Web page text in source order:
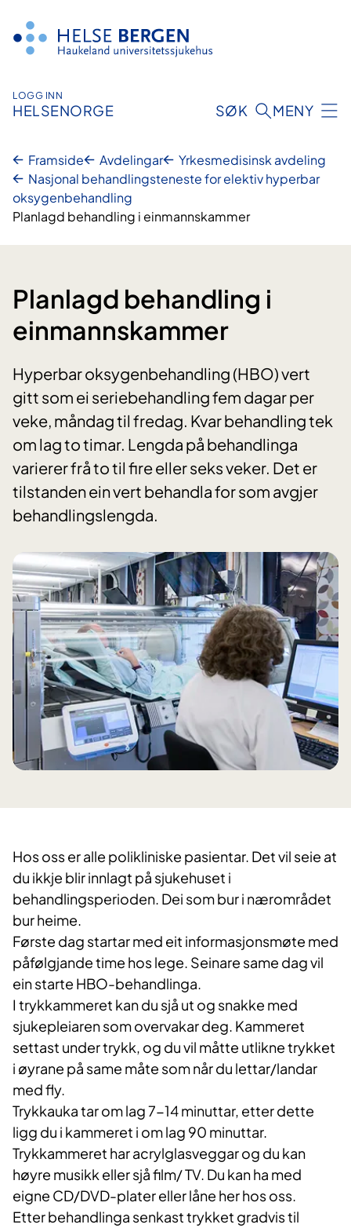
innhald
LOGG INN
HELSENORGE SØK MENY
Framside Avdelingar
Yrkesmedisinsk avdeling
Nasjonal behandlingsteneste for elektiv hyperbar
oksygenbehandling
Planlagd behandling i einmannskammer
Planlagd behandling i
einmannskammer
Hyperbar oksygenbehandling (HBO) vert
gitt som ei seriebehandling fem dagar per
veke, måndag til fredag. Kvar behandling tek
om lag to timar. Lengda på behandlinga
varierer frå to til fire eller seks veker. Det er
tilstanden ein vert behandla for som avgjer
behandlingslengda.
​Hos oss er alle polikliniske pasientar. Det vil seie at
du ikkje blir innlagt på sjukehuset i
behandlingsperioden. Dei som bur i nærområdet
bur heime.​
Første dag startar med eit informasjonsmøte med
påfølgjande time hos lege. Seinare same dag vil
ein starte HBO-behandlinga.
I trykkammeret kan du sjå ut og snakke med
sjukepleiaren som overvakar deg. Kammeret
settast under trykk, og du vil måtte utlikne trykket
i øyrane på same måte som når du lettar/landar
med fly.
Trykkauka tar om lag 7-14 minuttar, etter dette
ligg du i kammeret i om lag 90 minuttar.
Trykkammeret har acrylglasveggar og du kan
høyre musikk eller sjå film/ TV. Du kan ha med
eigne CD/DVD-plater eller låne her hos oss.
Etter behandlinga senkast trykket gradvis til